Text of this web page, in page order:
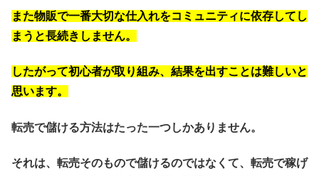
また物販で一番大切な仕入れをコミュニティに依存してし
まうと長続きしません。
したがって初心者が取り組み、結果を出すことは難しいと
思います。
転売で儲ける方法はたった一つしかありません。
それは、転売そのもので儲けるのではなくて、転売で稼げ